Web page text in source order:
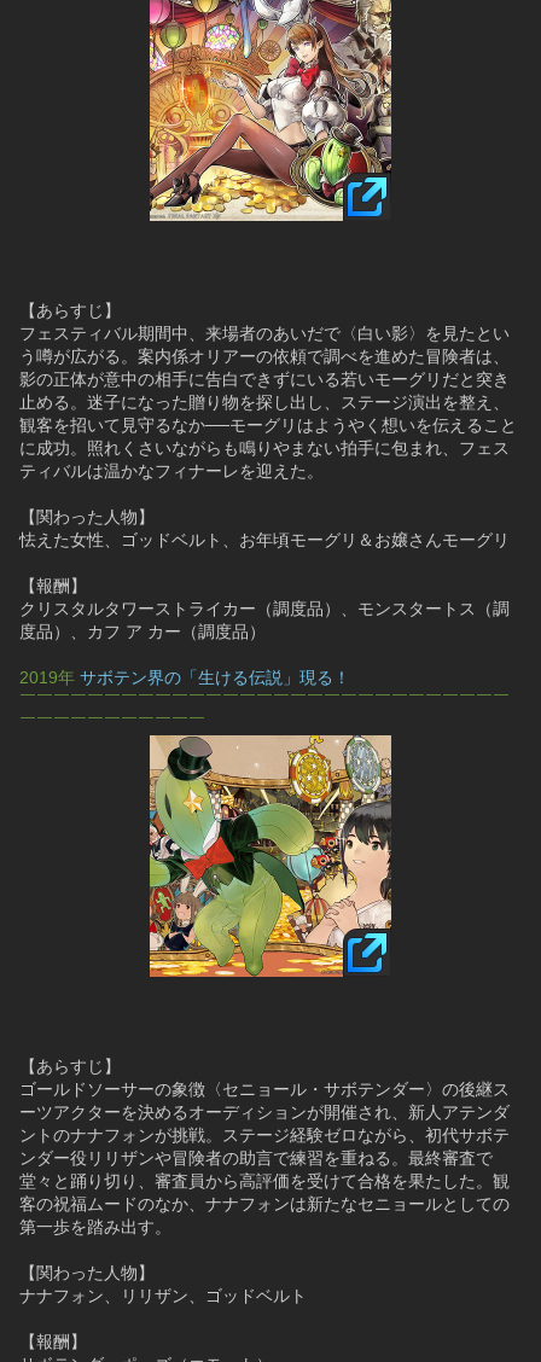
【あらすじ】
フェスティバル期間中、来場者のあいだで〈白い影〉を見たとい
う噂が広がる。案内係オリアーの依頼で調べを進めた冒険者は、
影の正体が意中の相手に告白できずにいる若いモーグリだと突き
止める。迷子になった贈り物を探し出し、ステージ演出を整え、
観客を招いて見守るなか──モーグリはようやく想いを伝えること
に成功。照れくさいながらも鳴りやまない拍手に包まれ、フェス
ティバルは温かなフィナーレを迎えた。
【関わった人物】
怯えた女性、ゴッドベルト、お年頃モーグリ＆お嬢さんモーグリ
【報酬】
クリスタルタワーストライカー（調度品）、モンスタートス（調
度品）、カフ ア カー（調度品）
2019年 サボテン界の「生ける伝説」現る！
￣￣￣￣￣￣￣￣￣￣￣￣￣￣￣￣￣￣￣￣￣￣￣￣￣￣￣￣￣
￣￣￣￣￣￣￣￣￣￣￣
【あらすじ】
ゴールドソーサーの象徴〈セニョール・サボテンダー〉の後継ス
ーツアクターを決めるオーディションが開催され、新人アテンダ
ントのナナフォンが挑戦。ステージ経験ゼロながら、初代サボテ
ンダー役リリザンや冒険者の助言で練習を重ねる。最終審査で
堂々と踊り切り、審査員から高評価を受けて合格を果たした。観
客の祝福ムードのなか、ナナフォンは新たなセニョールとしての
第一歩を踏み出す。
【関わった人物】
ナナフォン、リリザン、ゴッドベルト
【報酬】